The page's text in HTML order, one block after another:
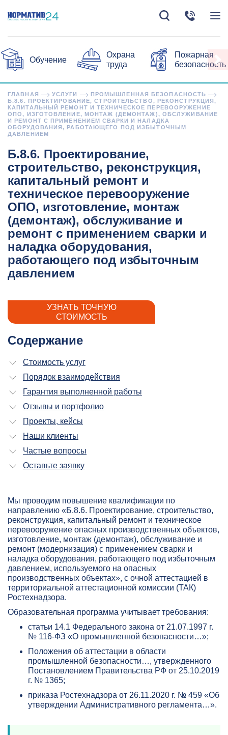
Обучение
Охрана
труда
Пожарная
безопасность
ГЛАВНАЯ УСЛУГИ
ПРОМЫШЛЕННАЯ БЕЗОПАСНОСТЬ
Б.8.6. ПРОЕКТИРОВАНИЕ, СТРОИТЕЛЬСТВО, РЕКОНСТРУКЦИЯ,
КАПИТАЛЬНЫЙ РЕМОНТ И ТЕХНИЧЕСКОЕ ПЕРЕВООРУЖЕНИЕ
ОПО, ИЗГОТОВЛЕНИЕ, МОНТАЖ (ДЕМОНТАЖ), ОБСЛУЖИВАНИЕ
И РЕМОНТ С ПРИМЕНЕНИЕМ СВАРКИ И НАЛАДКА
ОБОРУДОВАНИЯ, РАБОТАЮЩЕГО ПОД ИЗБЫТОЧНЫМ
ДАВЛЕНИЕМ
Б.8.6. Проектирование,
строительство, реконструкция,
капитальный ремонт и
техническое перевооружение
ОПО, изготовление, монтаж
(демонтаж), обслуживание и
ремонт с применением сварки и
наладка оборудования,
работающего под избыточным
давлением
УЗНАТЬ ТОЧНУЮ
СТОИМОСТЬ
Содержание
Стоимость услуг
Порядок взаимодействия
Гарантия выполненной работы
Отзывы и портфолио
Проекты, кейсы
Наши клиенты
Частые вопросы
Оставьте заявку
Мы проводим повышение квалификации по
направлению «Б.8.6. Проектирование, строительство,
реконструкция, капитальный ремонт и техническое
перевооружение опасных производственных объектов,
изготовление, монтаж (демонтаж), обслуживание и
ремонт (модернизация) с применением сварки и
наладка оборудования, работающего под избыточным
давлением, используемого на опасных
производственных объектах», с очной аттестацией в
территориальной аттестационной комиссии (ТАК)
Ростехнадзора.
Образовательная программа учитывает требования:
статьи 14.1 Федерального закона от 21.07.1997 г.
№ 116-ФЗ «О промышленной безопасности…»;
Положения об аттестации в области
промышленной безопасности…, утвержденного
Постановлением Правительства РФ от 25.10.2019
г. № 1365;
приказа Ростехнадзора от 26.11.2020 г. № 459 «Об
утверждении Административного регламента…».